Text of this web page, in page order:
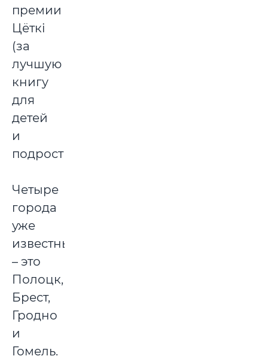
премии
Цёткі
(за
лучшую
книгу
для
детей
и
подростков).
Четыре
города
уже
известны
– это
Полоцк,
Брест,
Гродно
и
Гомель.